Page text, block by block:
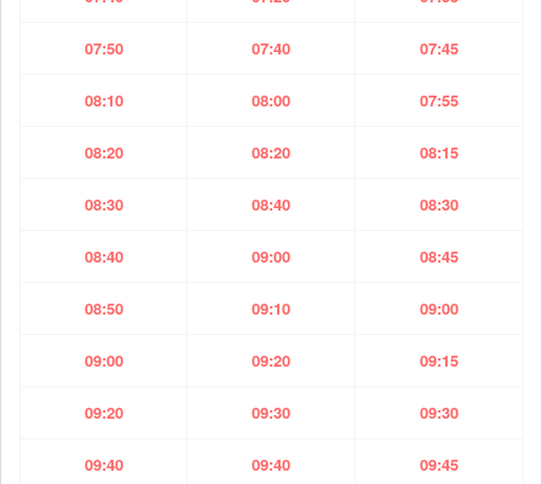
07:50 07:40 07:45
08:10 08:00 07:55
08:20 08:20 08:15
08:30 08:40 08:30
08:40 09:00 08:45
08:50 09:10 09:00
09:00 09:20 09:15
09:20 09:30 09:30
09:40 09:40 09:45